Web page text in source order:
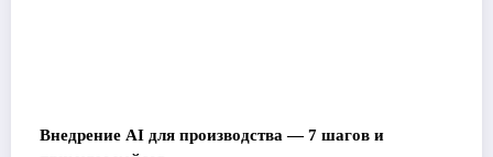
Внедрение AI для производства — 7 шагов и